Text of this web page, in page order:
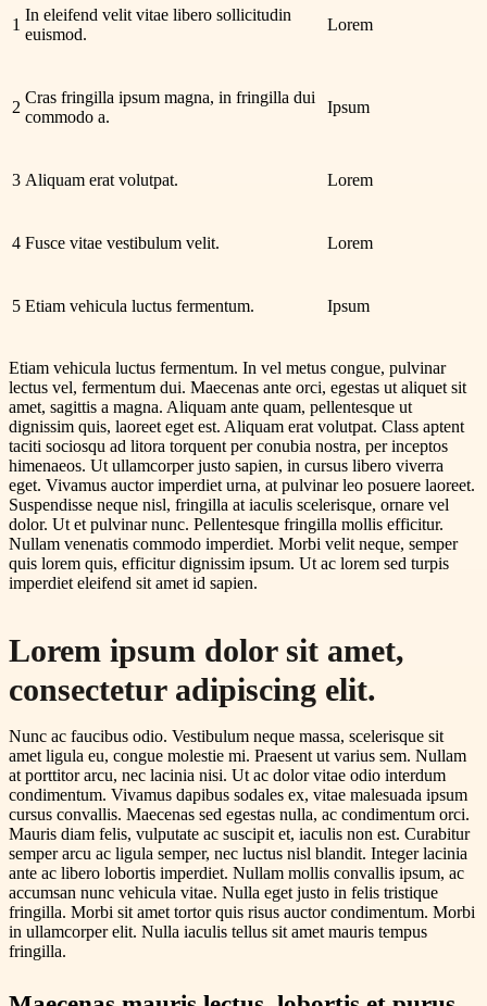
1
In eleifend velit vitae libero sollicitudin
euismod.
Lorem
2
Cras fringilla ipsum magna, in fringilla dui
commodo a.
Ipsum
3 Aliquam erat volutpat. Lorem
4 Fusce vitae vestibulum velit. Lorem
5 Etiam vehicula luctus fermentum. Ipsum
Etiam vehicula luctus fermentum. In vel metus congue, pulvinar
lectus vel, fermentum dui. Maecenas ante orci, egestas ut aliquet sit
amet, sagittis a magna. Aliquam ante quam, pellentesque ut
dignissim quis, laoreet eget est. Aliquam erat volutpat. Class aptent
taciti sociosqu ad litora torquent per conubia nostra, per inceptos
himenaeos. Ut ullamcorper justo sapien, in cursus libero viverra
eget. Vivamus auctor imperdiet urna, at pulvinar leo posuere laoreet.
Suspendisse neque nisl, fringilla at iaculis scelerisque, ornare vel
dolor. Ut et pulvinar nunc. Pellentesque fringilla mollis efficitur.
Nullam venenatis commodo imperdiet. Morbi velit neque, semper
quis lorem quis, efficitur dignissim ipsum. Ut ac lorem sed turpis
imperdiet eleifend sit amet id sapien.
Lorem ipsum dolor sit amet,
consectetur adipiscing elit.
Nunc ac faucibus odio. Vestibulum neque massa, scelerisque sit
amet ligula eu, congue molestie mi. Praesent ut varius sem. Nullam
at porttitor arcu, nec lacinia nisi. Ut ac dolor vitae odio interdum
condimentum. Vivamus dapibus sodales ex, vitae malesuada ipsum
cursus convallis. Maecenas sed egestas nulla, ac condimentum orci.
Mauris diam felis, vulputate ac suscipit et, iaculis non est. Curabitur
semper arcu ac ligula semper, nec luctus nisl blandit. Integer lacinia
ante ac libero lobortis imperdiet. Nullam mollis convallis ipsum, ac
accumsan nunc vehicula vitae. Nulla eget justo in felis tristique
fringilla. Morbi sit amet tortor quis risus auctor condimentum. Morbi
in ullamcorper elit. Nulla iaculis tellus sit amet mauris tempus
fringilla.